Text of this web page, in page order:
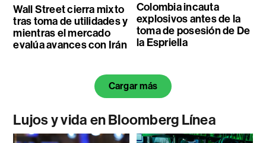
Wall Street cierra mixto
tras toma de utilidades y
mientras el mercado
evalúa avances con Irán
Colombia incauta
explosivos antes de la
toma de posesión de De
la Espriella
Cargar más
Lujos y vida en Bloomberg Línea